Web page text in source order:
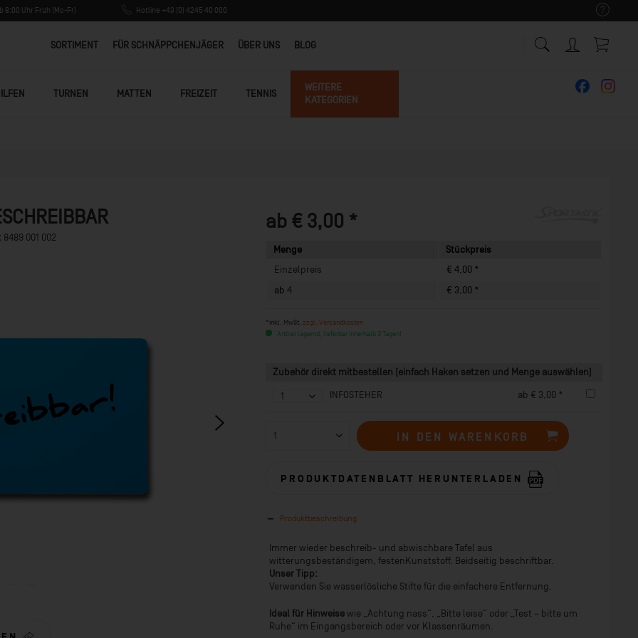
8:00 Uhr Früh (Mo-Fr) Hotline +43 (0) 4245 40 000
SORTIMENT FÜR SCHNÄPPCHENJÄGER ÜBER UNS BLOG
TURNEN MATTEN FREIZEIT TENNIS
WEITERE
KATEGORIEN
8489 001 002
ab € 3,00 *
Menge
Stückpreis
Einzelpreis
€ 4,00 *
ab4 € 3,00 *
*inkl. MwSt.zzgl. Versandkosten
Artikel lagernd, lieferbar innerhalb 3 Tagen!
Zubehör direkt mitbestellen (einfach Haken setzen und Menge auswählen)
INFOSTEHER ab € 3,00 *
IN DEN WARENKORB
PRODUKTDATENBLATT HERUNTERLADEN
Produktbeschreibung
Immer wieder beschreib- und abwischbare Tafel aus
witterungsbeständigem, festenKunststoff. Beidseitig beschriftbar.
Unser Tipp:
Verwenden Sie wasserlösliche Stifte für die einfachere Entfernung.
Ideal für Hinweise wie „Achtung nass“, „Bitte leise“ oder „Test – bitte um
Ruhe“ im Eingangsbereich oder vor Klassenräumen.